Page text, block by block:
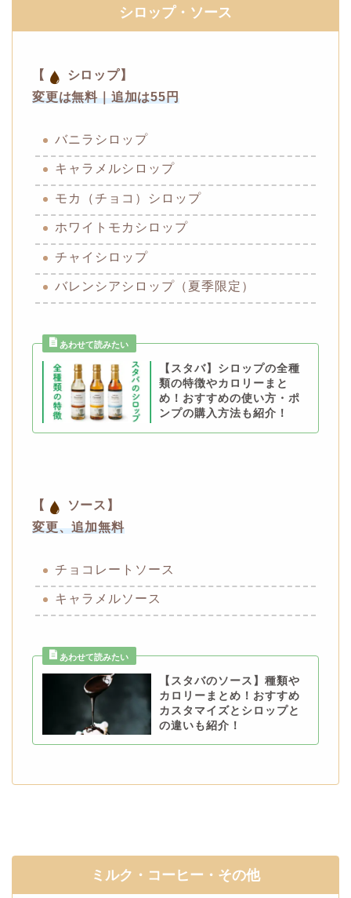
シロップ・ソース
【
シロップ】
変更は無料｜追加は55円
バニラシロップ
キャラメルシロップ
モカ（チョコ）シロップ
ホワイトモカシロップ
チャイシロップ
バレンシアシロップ（夏季限定）
【スタバ】シロップの全種
類の特徴やカロリーまと
め！おすすめの使い方・ポ
ンプの購入方法も紹介！
【
ソース】
変更、追加無料
チョコレートソース
キャラメルソース
【スタバのソース】種類や
カロリーまとめ！おすすめ
カスタマイズとシロップと
の違いも紹介！
ミルク・コーヒー・その他